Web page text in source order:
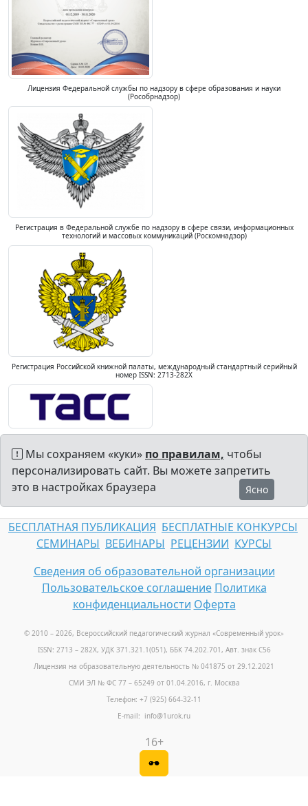
Лицензия Федеральной службы по надзору в сфере образования и науки
(Рособрнадзор)
Регистрация в Федеральной службе по надзору в сфере связи, информационных
технологий и массовых коммуникаций (Роскомнадзор)
Регистрация Российской книжной палаты, международный стандартный серийный
номер ISSN: 2713-282X
Мы сохраняем «куки» по правилам, чтобы
персонализировать сайт. Вы можете запретить
это в настройках браузера
Ясно
БЕСПЛАТНАЯ ПУБЛИКАЦИЯ БЕСПЛАТНЫЕ КОНКУРСЫ
СЕМИНАРЫ ВЕБИНАРЫ РЕЦЕНЗИИ КУРСЫ
Сведения об образовательной организации
Пользовательское соглашение Политика
конфиденциальности Оферта
© 2010 – 2026, Всероссийский педагогический журнал «Современный урок»
ISSN: 2713 – 282X, УДК 371.321.1(051), ББК 74.202.701, Авт. знак С56
Лицензия на образовательную деятельность № 041875 от 29.12.2021
СМИ ЭЛ № ФС 77 – 65249 от 01.04.2016, г. Москва
Телефон: +7 (925) 664-32-11
E-mail: info@1urok.ru
16+